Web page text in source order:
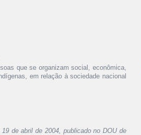
que se organizam social, econômica,
em relação à sociedade nacional
de abril de 2004, publicado no DOU de